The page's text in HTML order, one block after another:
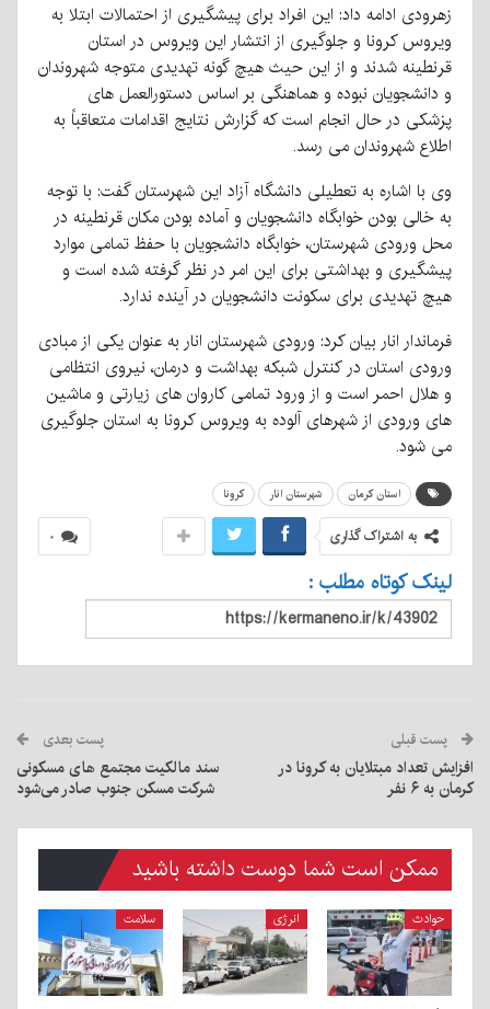
زهرودی ادامه داد: این افراد برای پیشگیری از احتمالات ابتلا به
ویروس کرونا و جلوگیری از انتشار این ویروس در استان
قرنطینه شدند و از این حیث هیچ گونه تهدیدی متوجه شهروندان
و دانشجویان نبوده و هماهنگی بر اساس دستورالعمل های
پزشکی در حال انجام است که گزارش نتایج اقدامات متعاقباً به
اطلاع شهروندان می رسد.
وی با اشاره به تعطیلی دانشگاه آزاد این شهرستان گفت: با توجه
به خالی بودن خوابگاه دانشجویان و آماده بودن مکان قرنطینه در
محل ورودی شهرستان، خوابگاه دانشجویان با حفظ تمامی موارد
پیشگیری و بهداشتی برای این امر در نظر گرفته شده است و
هیچ تهدیدی برای سکونت دانشجویان در آینده ندارد.
فرماندار انار بیان کرد: ورودی شهرستان انار به عنوان یکی از مبادی
ورودی استان در کنترل شبکه بهداشت و درمان، نیروی انتظامی
و هلال احمر است و از ورود تمامی کاروان های زیارتی و ماشین
های ورودی از شهرهای آلوده به ویروس کرونا به استان جلوگیری
می شود.
استان کرمان شهرستان انار کرونا
۰ به اشتراک گذاری
لینک کوتاه مطلب :
پست قبلی
افزایش تعداد مبتلایان به کرونا در
کرمان به ۶ نفر
پست بعدی
سند مالکیت مجتمع های مسکونی
شرکت مسکن جنوب صادر می‌شود
ممکن است شما دوست داشته باشید
حوادث انرژی سلامت